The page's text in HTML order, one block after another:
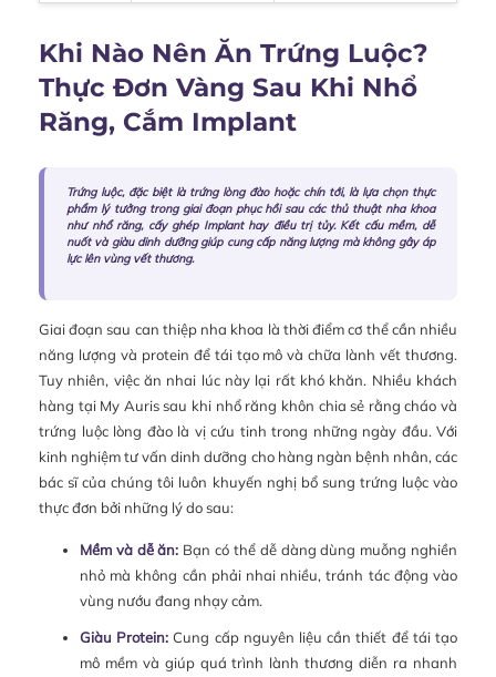
Khi Nào Nên Ăn Trứng Luộc?
Thực Đơn Vàng Sau Khi Nhổ
Răng, Cắm Implant
Trứng luộc, đặc biệt là trứng lòng đào hoặc chín tới, là lựa chọn thực
phẩm lý tưởng trong giai đoạn phục hồi sau các thủ thuật nha khoa
như nhổ răng, cấy ghép Implant hay điều trị tủy. Kết cấu mềm, dễ
nuốt và giàu dinh dưỡng giúp cung cấp năng lượng mà không gây áp
lực lên vùng vết thương.
Giai đoạn sau can thiệp nha khoa là thời điểm cơ thể cần nhiều
năng lượng và protein để tái tạo mô và chữa lành vết thương.
Tuy nhiên, việc ăn nhai lúc này lại rất khó khăn. Nhiều khách
hàng tại My Auris sau khi nhổ răng khôn chia sẻ rằng cháo và
trứng luộc lòng đào là vị cứu tinh trong những ngày đầu. Với
kinh nghiệm tư vấn dinh dưỡng cho hàng ngàn bệnh nhân, các
bác sĩ của chúng tôi luôn khuyến nghị bổ sung trứng luộc vào
thực đơn bởi những lý do sau:
Mềm và dễ ăn: Bạn có thể dễ dàng dùng muỗng nghiền
nhỏ mà không cần phải nhai nhiều, tránh tác động vào
vùng nướu đang nhạy cảm.
Giàu Protein: Cung cấp nguyên liệu cần thiết để tái tạo
mô mềm và giúp quá trình lành thương diễn ra nhanh